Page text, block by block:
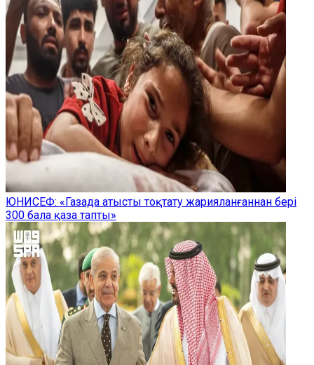
ЮНИСЕФ: «Газада атысты тоқтату жарияланғаннан бері
300 бала қаза тапты»